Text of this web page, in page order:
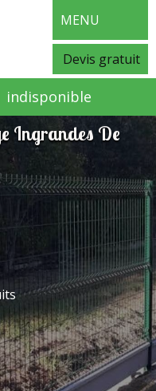
MENU
Devis gratuit
indisponible
Ingrandes De